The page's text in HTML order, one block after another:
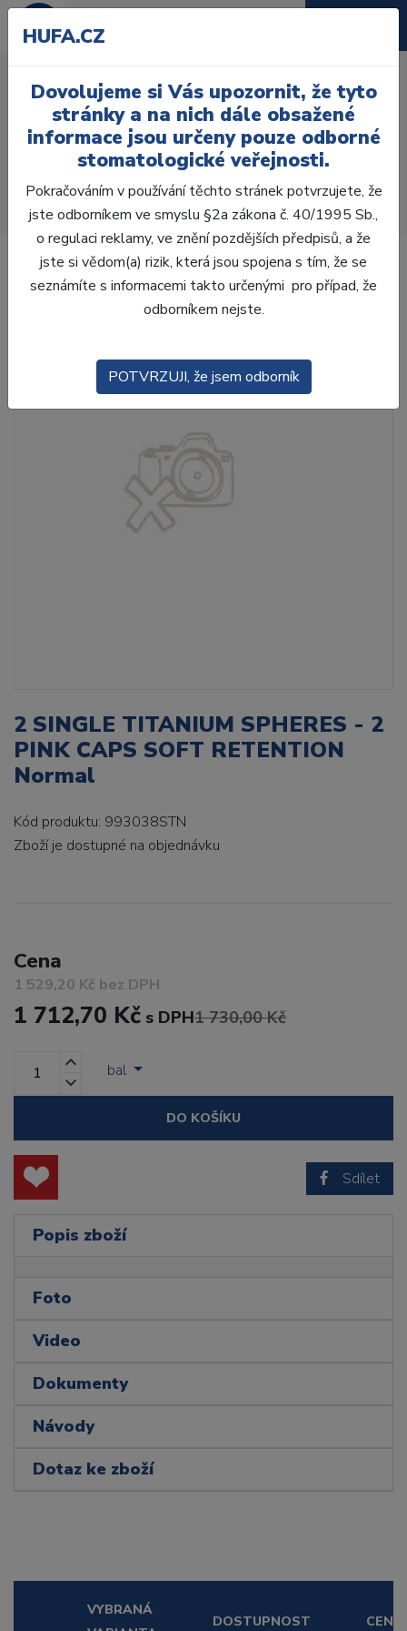
SPHERES - 2 PINK CAPS
SOFT RETENTION
Snímací náhrady
2 SINGLE TITANIUM SPHERES - 2 PINK CAPS SOFT
RETENTION Normal
2 SINGLE TITANIUM SPHERES - 2
PINK CAPS SOFT RETENTION
Normal
Kód produktu: 993038STN
Zboží je dostupné na objednávku
Cena
1 529,20 Kč bez DPH
1 712,70 Kč s DPH1 730,00 Kč
bal
DO KOŠÍKU
Sdílet
Popis zboží
Foto
Video
Dokumenty
Návody
Dotaz ke zboží
VYBRANÁ
DOSTUPNOST CENA
HUFA.CZ
Dovolujeme si Vás upozornit, že tyto
stránky a na nich dále obsažené
informace jsou určeny pouze odborné
stomatologické veřejnosti.
Pokračováním v používání těchto stránek potvrzujete, že
jste odborníkem ve smyslu §2a zákona č. 40/1995 Sb.,
o regulaci reklamy, ve znění pozdějších předpisů, a že
jste si vědom(a) rizik, která jsou spojena s tím, že se
seznámíte s informacemi takto určenými pro případ, že
odborníkem nejste.
POTVRZUJI, že jsem odborník